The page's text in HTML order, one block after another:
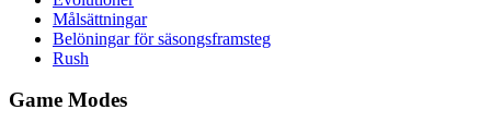
Målsättningar
Belöningar för säsongsframsteg
Rush
Game Modes